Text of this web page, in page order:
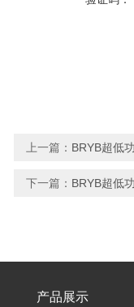
上一篇： BRYB超低
下一篇： BRYB超低
产品展示